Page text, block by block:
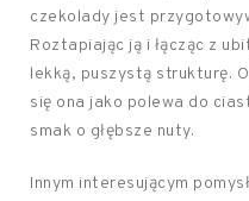
czekolady jest
Roztapiając ją i łącząc z
lekką, puszystą strukturę.
się ona jako polewa do
smak o głębsze nuty.
Innym interesującym